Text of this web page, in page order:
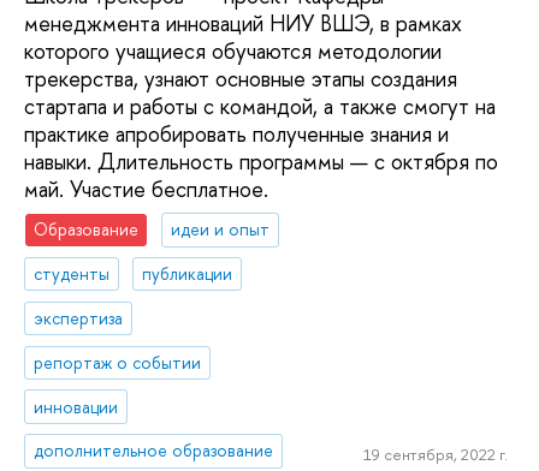
менеджмента инноваций НИУ ВШЭ, в рамках
которого учащиеся обучаются методологии
трекерства, узнают основные этапы создания
стартапа и работы с командой, а также смогут на
практике апробировать полученные знания и
навыки. Длительность программы — с октября по
май. Участие бесплатное.
Образование
идеи и опыт
студенты
публикации
экспертиза
репортаж о событии
инновации
дополнительное образование
19 сентября, 2022 г.